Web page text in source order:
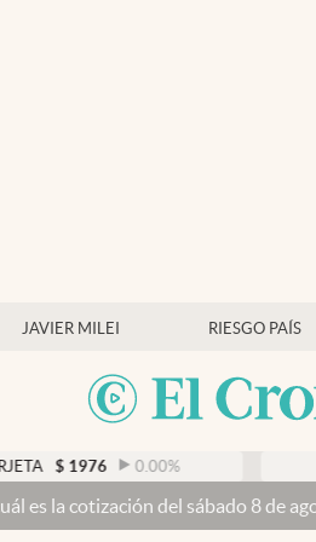
JAVIER MILEI RIESGO PAÍS
0.00 %
sábado 8 de agosto minuto a minuto